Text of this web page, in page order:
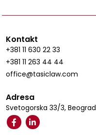
Kontakt
+381 11 630 22 33
+381 11 263 44 44
office@tasiclaw.com
Adresa
Svetogorska 33/3, Beograd